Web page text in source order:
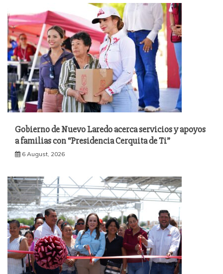
Gobierno de Nuevo Laredo acerca servicios y apoyos
a familias con “Presidencia Cerquita de Ti”
6 August, 2026